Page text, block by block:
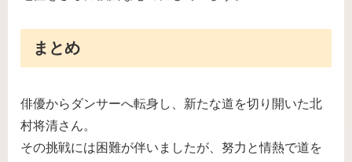
まとめ
俳優からダンサーへ転身し、新たな道を切り開いた北
村将清さん。
その挑戦には困難が伴いましたが、努力と情熱で道を